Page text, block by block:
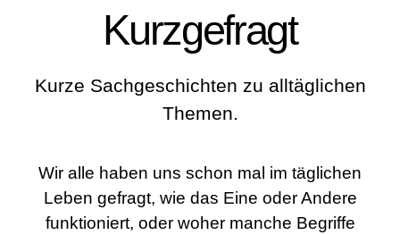
Kurzgefragt
Kurze Sachgeschichten zu alltäglichen
Themen.
Wir alle haben uns schon mal im täglichen
Leben gefragt, wie das Eine oder Andere
funktioniert, oder woher manche Begriffe